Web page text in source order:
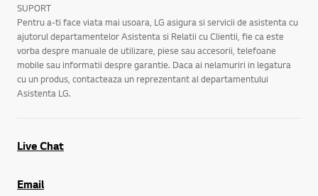
SUPORT
Pentru a-ti face viata mai usoara, LG asigura si servicii de asistenta cu
ajutorul departamentelor Asistenta si Relatii cu Clientii, fie ca este
vorba despre manuale de utilizare, piese sau accesorii, telefoane
mobile sau informatii despre garantie. Daca ai nelamuriri in legatura
cu un produs, contacteaza un reprezentant al departamentului
Asistenta LG.
Live Chat
Email